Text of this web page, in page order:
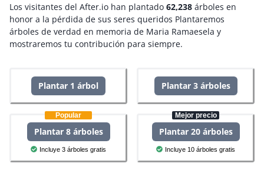
Los visitantes del After.io han plantado 62,238 árboles en
honor a la pérdida de sus seres queridos Plantaremos
árboles de verdad en memoria de Maria Ramaesela y
mostraremos tu contribución para siempre.
Plantar 1 árbol Plantar 3 árboles
Popular
Plantar 8 árboles
Incluye 3 árboles gratis
Mejor precio
Plantar 20 árboles
Incluye 10 árboles gratis